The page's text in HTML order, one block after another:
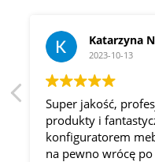
Katarzyna
2023-10-13
Super jakość,
produkty i
konfiguratorem
na pewno wrócę